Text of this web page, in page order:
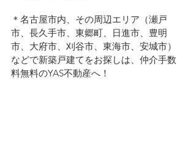
＊名古屋市内、その周辺エリア（瀬戸
市、長久手市、東郷町、日進市、豊明
市、大府市、刈谷市、東海市、安城市）
などで新築戸建てをお探しは、仲介手数
料無料のYAS不動産へ！